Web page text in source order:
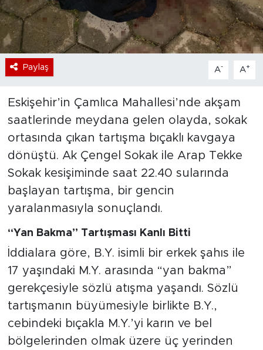
Paylaş A- A+
Eskişehir’in Çamlıca Mahallesi’nde akşam
saatlerinde meydana gelen olayda, sokak
ortasında çıkan tartışma bıçaklı kavgaya
dönüştü. Ak Çengel Sokak ile Arap Tekke
Sokak kesişiminde saat 22.40 sularında
başlayan tartışma, bir gencin
yaralanmasıyla sonuçlandı.
“Yan Bakma” Tartışması Kanlı Bitti
İddialara göre, B.Y. isimli bir erkek şahıs ile
17 yaşındaki M.Y. arasında “yan bakma”
gerekçesiyle sözlü atışma yaşandı. Sözlü
tartışmanın büyümesiyle birlikte B.Y.,
cebindeki bıçakla M.Y.’yi karın ve bel
bölgelerinden olmak üzere üç yerinden
Dünya
Sektör